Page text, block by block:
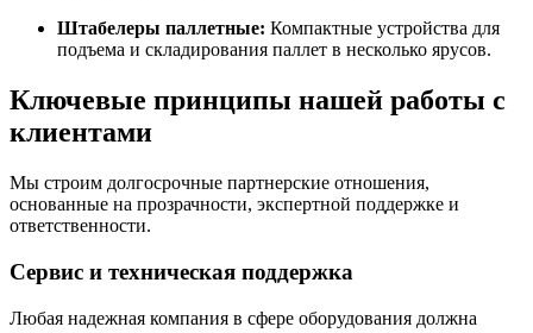
Штабелеры паллетные: Компактные устройства для
подъема и складирования паллет в несколько ярусов.
Ключевые принципы нашей работы с
клиентами
Мы строим долгосрочные партнерские отношения,
основанные на прозрачности, экспертной поддержке и
ответственности.
Сервис и техническая поддержка
Любая надежная компания в сфере оборудования должна